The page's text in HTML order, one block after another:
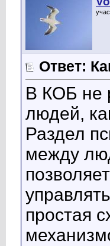
Ответ:
В КОБ не
людей,
Раздел
между
простая